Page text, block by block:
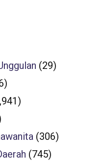
(29)
(306)
(745)